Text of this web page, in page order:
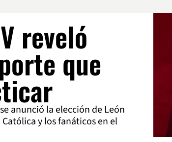
reveló
que
anunció la elección de León
y los fanáticos en el